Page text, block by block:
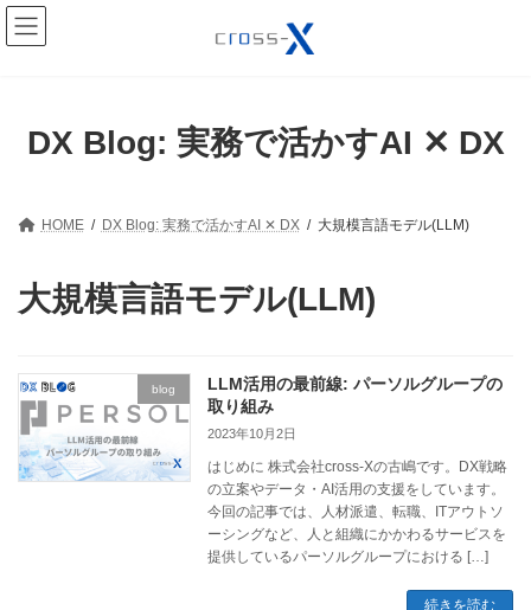
コ
ン
テ
ナ
ビ
ゲ
DX Blog: 実務で活かすAI ✕ DX
HOME DX Blog: 実務で活かすAI ✕ DX 大規模言語モデル(LLM)
大規模言語モデル(LLM)
blog
LLM活用の最前線: パーソルグループの
取り組み
2023年10月2日
はじめに 株式会社cross-Xの古嶋です。DX戦略
の立案やデータ・AI活用の支援をしています。
今回の記事では、人材派遣、転職、ITアウトソ
ーシングなど、人と組織にかかわるサービスを
提供しているパーソルグループにおける […]
続きを読む